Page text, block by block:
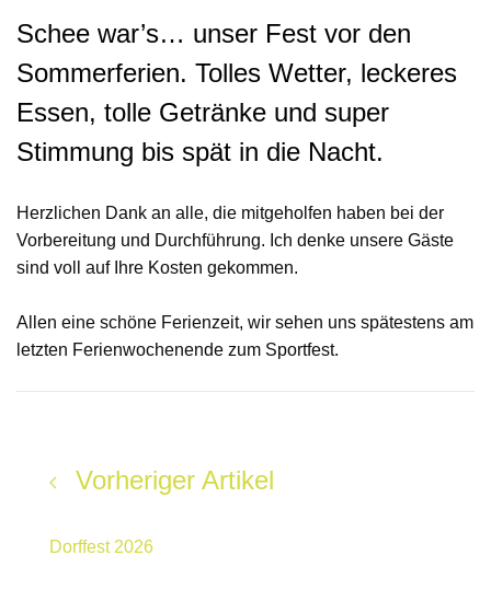
Schee war’s… unser Fest vor den
Sommerferien. Tolles Wetter, leckeres
Essen, tolle Getränke und super
Stimmung bis spät in die Nacht.
Herzlichen Dank an alle, die mitgeholfen haben bei der
Vorbereitung und Durchführung. Ich denke unsere Gäste
sind voll auf Ihre Kosten gekommen.
Allen eine schöne Ferienzeit, wir sehen uns spätestens am
letzten Ferienwochenende zum Sportfest.
Vorheriger Artikel
Dorffest 2026